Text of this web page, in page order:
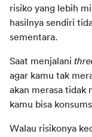
risiko yang lebih
hasilnya sendiri
sementara.
Saat menjalani
agar kamu tak
akan merasa tidak
kamu bisa
Walau risikonya